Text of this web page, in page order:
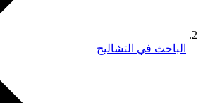
الباحث في التشاليح